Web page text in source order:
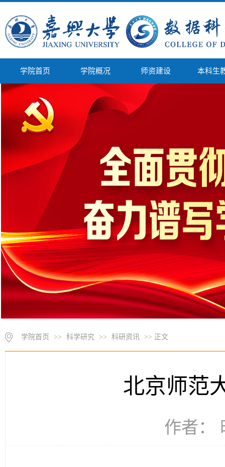
学院首页 学院概况 师资建设 本科生
学院首页 >> 科学研究 >> 科研资讯 >> 正文
北京师范
作者：